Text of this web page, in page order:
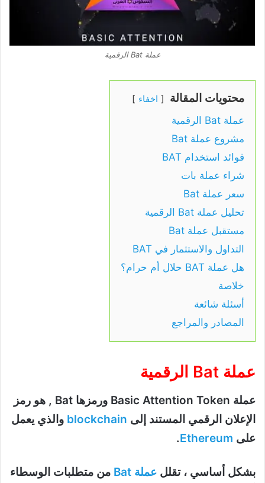
عملة Bat الرقمية
محتويات المقالة اخفاء
عملة Bat الرقمية
مشروع عملة Bat
فوائد استخدام BAT
شراء عملة بات
سعر عملة Bat
تحليل عملة Bat الرقمية
مستقبل عملة Bat
التداول والاستثمار في BAT
هل عملة BAT حلال أم حرام؟
خلاصة
أسئلة شائعة
المصادر والمراجع
عملة Bat الرقمية
عملة Basic Attention Token ورمزها Bat , هو رمز
الإعلان الرقمي المستند إلى blockchain والذي يعمل
على Ethereum
.
بشكل أساسي ، تقلل عملة Bat
من متطلبات الوسطاء